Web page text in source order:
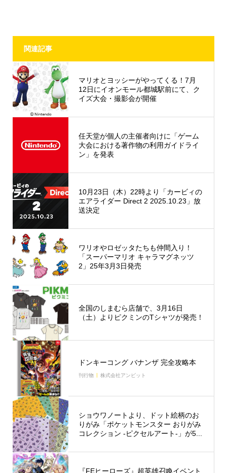
関連記事
マリオとヨッシーがやってくる！7月
12日にイオンモール都城駅前にて、ク
イズ大会・撮影会が開催
任天堂が個人の主催者向けに「ゲーム
大会における著作物の利用ガイドライ
ン」を発表
10月23日（木）22時より「カービィの
エアライダー Direct 2 2025.10.23」放
送決定
ワリオやロゼッタたちも仲間入り！
「スーパーマリオ キャラマグネッツ
2」25年3月3日発売
全国のしまむら店舗で、3月16日
（土）よりピクミンのTシャツが発売！
ドンキーコング バナンザ 完全攻略本
刊行物 株式会社アンビット
ショウワノートより、ドット絵柄のお
りがみ「ポケットモンスター おりがみ
コレクション -ピクセルアート-」が5...
『FEヒーローズ』超英雄召喚イベント